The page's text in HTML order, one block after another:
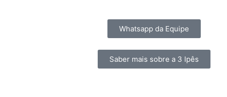
Whatsapp da Equipe
Saber mais sobre a 3 Ipês